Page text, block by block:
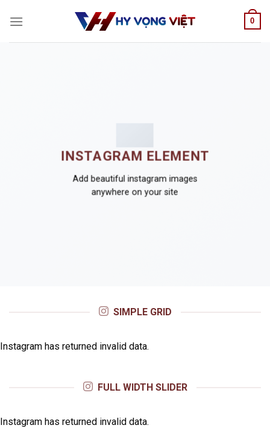
0
INSTAGRAM ELEMENT
Add beautiful instagram images
anywhere on your site
SIMPLE GRID
Instagram has returned invalid data.
FULL WIDTH SLIDER
Instagram has returned invalid data.